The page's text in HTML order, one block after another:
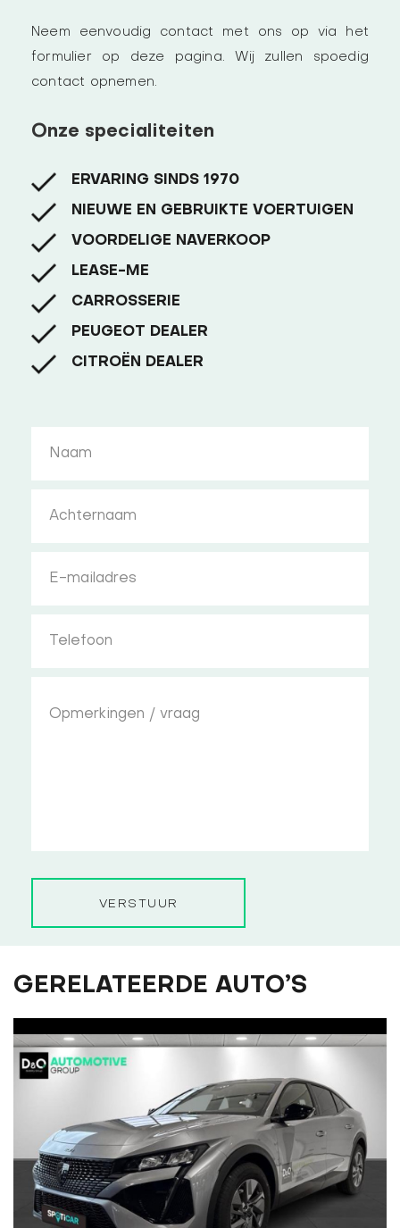
Neem eenvoudig contact met ons op via het
formulier op deze pagina. Wij zullen spoedig
contact opnemen.
Onze specialiteiten
ERVARING SINDS 1970
NIEUWE EN GEBRUIKTE VOERTUIGEN
VOORDELIGE NAVERKOOP
LEASE-ME
CARROSSERIE
PEUGEOT DEALER
CITROËN DEALER
VERSTUUR
GERELATEERDE AUTO’S